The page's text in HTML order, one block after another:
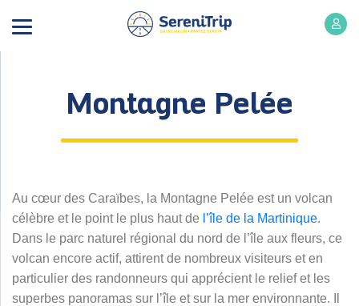
Montagne Pelée
Au cœur des Caraïbes, la Montagne Pelée est un volcan
célèbre et le point le plus haut de l’île de la Martinique.
Dans le parc naturel régional du nord de l’île aux fleurs, ce
volcan encore actif, attirent de nombreux visiteurs et en
particulier des randonneurs qui apprécient le relief et les
superbes panoramas sur l’île et sur la mer environnante. Il